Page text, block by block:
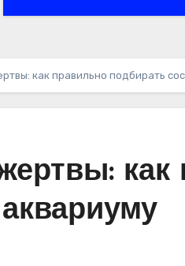
как правильно подбирать
как